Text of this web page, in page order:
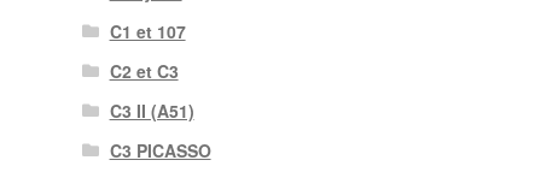
C1 et 107
C2 et C3
C3 II (A51)
C3 PICASSO